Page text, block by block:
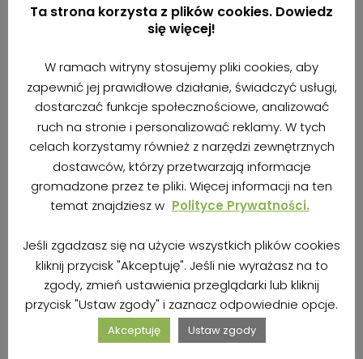
BEZGLUTENOWE MUFFINKI Z TRUSKAWKAMI I
autorKasia | BezBez 20 lipca 2023
ZOBACZ PRZEPIS
Ta strona korzysta z plików cookies. Dowiedz
się więcej!
W ramach witryny stosujemy pliki cookies, aby
zapewnić jej prawidłowe działanie, świadczyć usługi,
dostarczać funkcje społecznościowe, analizować
ruch na stronie i personalizować reklamy. W tych
celach korzystamy również z narzędzi zewnętrznych
dostawców, którzy przetwarzają informacje
gromadzone przez te pliki. Więcej informacji na ten
temat znajdziesz w Polityce Prywatności.
Jeśli zgadzasz się na użycie wszystkich plików cookies
kliknij przycisk "Akceptuję". Jeśli nie wyrażasz na to
zgody, zmień ustawienia przeglądarki lub kliknij
przycisk "Ustaw zgody" i zaznacz odpowiednie opcje.
Akceptuję Ustaw zgody